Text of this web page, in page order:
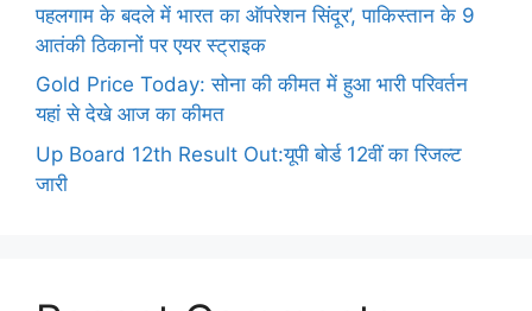
पहलगाम के बदले में भारत का ऑपरेशन सिंदूर’, पाकिस्तान के 9
आतंकी ठिकानों पर एयर स्ट्राइक
Gold Price Today: सोना की कीमत में हुआ भारी परिवर्तन
यहां से देखे आज का कीमत
Up Board 12th Result Out:यूपी बोर्ड 12वीं का रिजल्ट
जारी